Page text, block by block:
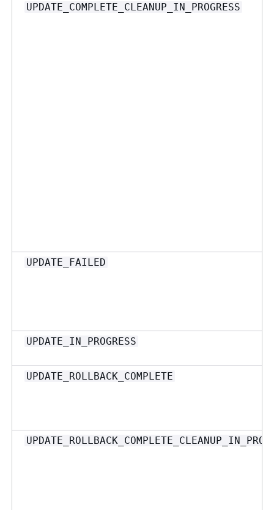
UPDATE_COMPLETE_CLEANUP_IN_PROGRESS
UPDATE_FAILED
UPDATE_IN_PROGRESS
UPDATE_ROLLBACK_COMPLETE